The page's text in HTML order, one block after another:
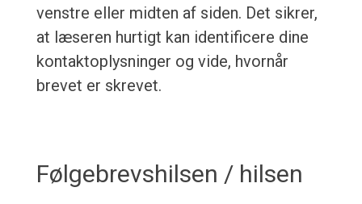
venstre eller midten af siden. Det sikrer,
at læseren hurtigt kan identificere dine
kontaktoplysninger og vide, hvornår
brevet er skrevet.
Følgebrevshilsen / hilsen